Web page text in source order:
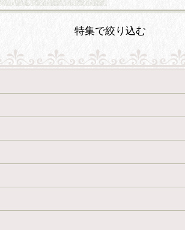
特集で絞り込む